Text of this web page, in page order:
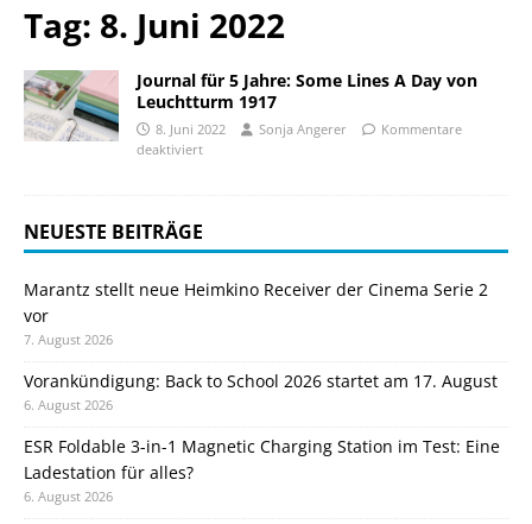
Tag: 8. Juni 2022
Journal für 5 Jahre: Some Lines A Day von
Leuchtturm 1917
8. Juni 2022 Sonja Angerer
Kommentare
deaktiviert
NEUESTE BEITRÄGE
Marantz stellt neue Heimkino Receiver der Cinema Serie 2
vor
7. August 2026
Vorankündigung: Back to School 2026 startet am 17. August
6. August 2026
ESR Foldable 3-in-1 Magnetic Charging Station im Test: Eine
Ladestation für alles?
6. August 2026